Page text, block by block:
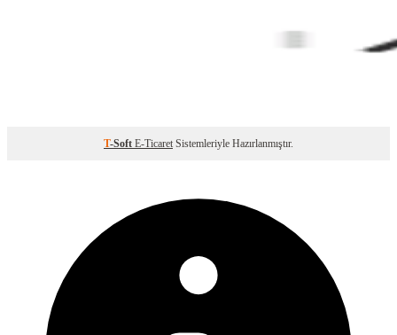
T-Soft E-Ticaret Sistemleriyle Hazırlanmıştır.